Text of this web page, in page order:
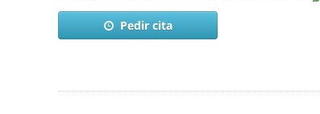
Pedir cita